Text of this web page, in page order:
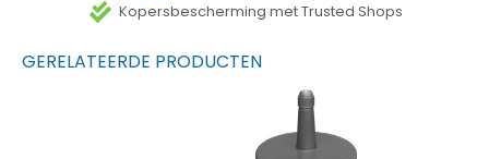
Kopersbescherming met Trusted Shops
GERELATEERDE PRODUCTEN